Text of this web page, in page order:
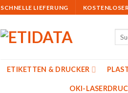
SCHNELLE LIEFERUNG
ETIKETTEN & DRUCKER
OKI-